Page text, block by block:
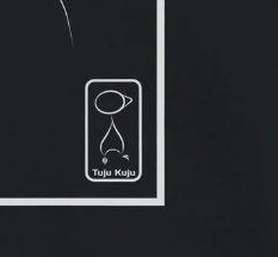
BEEBIBODID TERMOSED
PRIVAATSUSPOLIITIKA